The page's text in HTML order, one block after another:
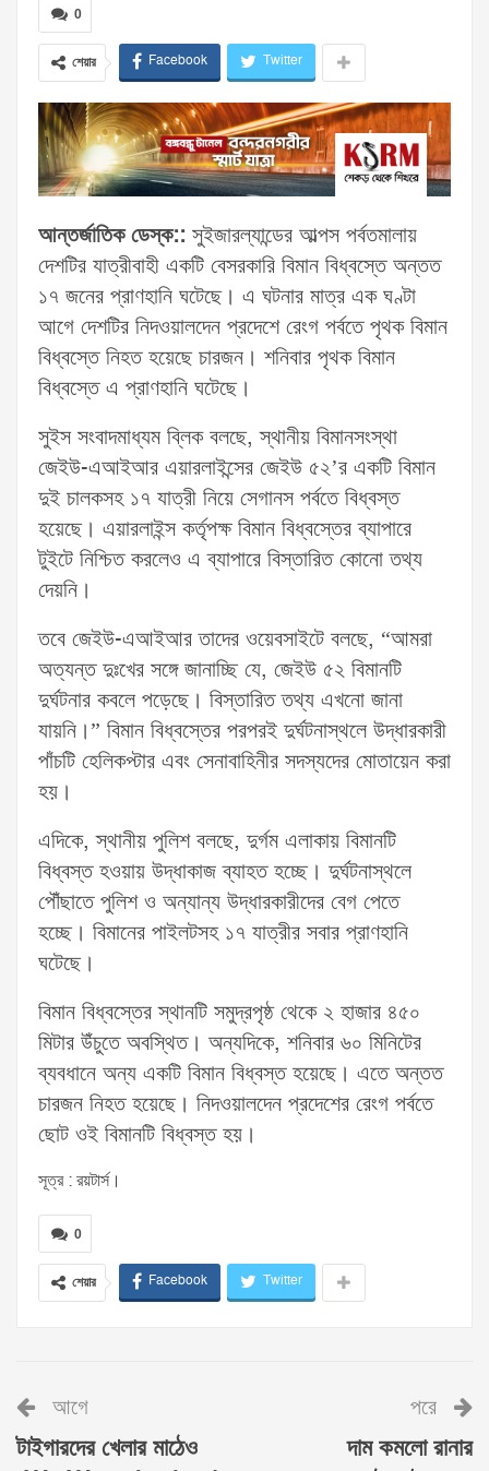
0
শেয়ার Facebook Twitter
আন্তর্জাতিক ডেস্ক:: সুইজারল্যান্ডের আল্পস পর্বতমালায়
দেশটির যাত্রীবাহী একটি বেসরকারি বিমান বিধ্বস্তে অন্তত
১৭ জনের প্রাণহানি ঘটেছে। এ ঘটনার মাত্র এক ঘণ্টা
আগে দেশটির নিদওয়ালদেন প্রদেশে রেংগ পর্বতে পৃথক বিমান
বিধ্বস্তে নিহত হয়েছে চারজন। শনিবার পৃথক বিমান
বিধ্বস্তে এ প্রাণহানি ঘটেছে।
সুইস সংবাদমাধ্যম ব্লিক বলছে, স্থানীয় বিমানসংস্থা
জেইউ-এআইআর এয়ারলাইন্সের জেইউ ৫২’র একটি বিমান
দুই চালকসহ ১৭ যাত্রী নিয়ে সেগানস পর্বতে বিধ্বস্ত
হয়েছে। এয়ারলাইন্স কর্তৃপক্ষ বিমান বিধ্বস্তের ব্যাপারে
টুইটে নিশ্চিত করলেও এ ব্যাপারে বিস্তারিত কোনো তথ্য
দেয়নি।
তবে জেইউ-এআইআর তাদের ওয়েবসাইটে বলছে, “আমরা
অত্যন্ত দুঃখের সঙ্গে জানাচ্ছি যে, জেইউ ৫২ বিমানটি
দুর্ঘটনার কবলে পড়েছে। বিস্তারিত তথ্য এখনো জানা
যায়নি।” বিমান বিধ্বস্তের পরপরই দুর্ঘটনাস্থলে উদ্ধারকারী
পাঁচটি হেলিকপ্টার এবং সেনাবাহিনীর সদস্যদের মোতায়েন করা
হয়।
এদিকে, স্থানীয় পুলিশ বলছে, দুর্গম এলাকায় বিমানটি
বিধ্বস্ত হওয়ায় উদ্ধাকাজ ব্যাহত হচ্ছে। দুর্ঘটনাস্থলে
পৌঁছাতে পুলিশ ও অন্যান্য উদ্ধারকারীদের বেগ পেতে
হচ্ছে। বিমানের পাইলটসহ ১৭ যাত্রীর সবার প্রাণহানি
ঘটেছে।
বিমান বিধ্বস্তের স্থানটি সমুদ্রপৃষ্ঠ থেকে ২ হাজার ৪৫০
মিটার উঁচুতে অবস্থিত। অন্যদিকে, শনিবার ৬০ মিনিটের
ব্যবধানে অন্য একটি বিমান বিধ্বস্ত হয়েছে। এতে অন্তত
চারজন নিহত হয়েছে। নিদওয়ালদেন প্রদেশের রেংগ পর্বতে
ছোট ওই বিমানটি বিধ্বস্ত হয়।
সূত্র : রয়টার্স।
0
শেয়ার Facebook Twitter
আগে
টাইগারদের খেলার মাঠেও
পরে
দাম কমলো রানার